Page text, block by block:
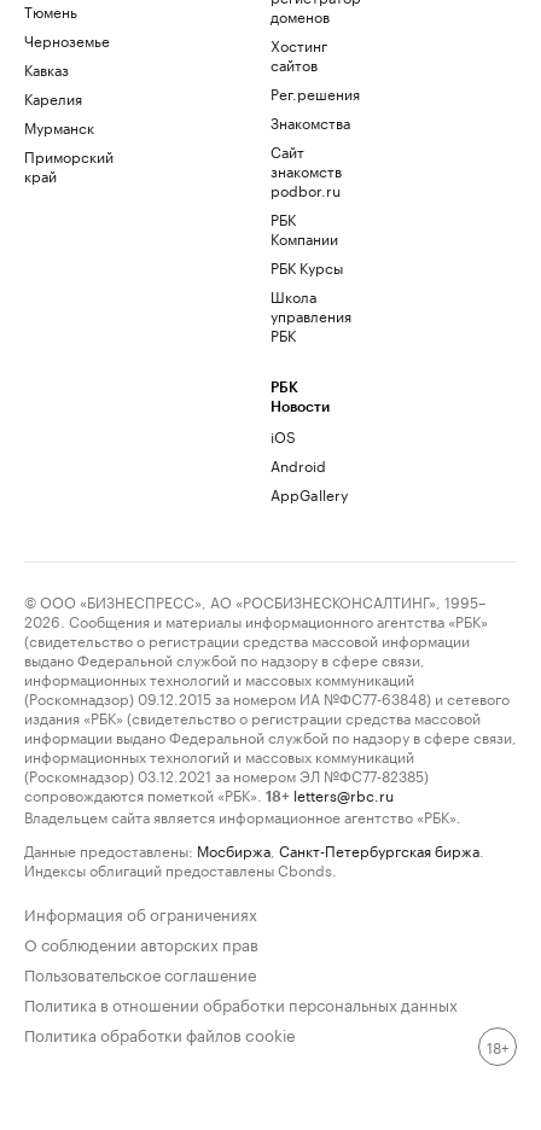
Тюмень
Черноземье
Кавказ
Карелия
Мурманск
Приморский
край
доменов
Хостинг
сайтов
Рег.решения
Знакомства
Сайт
знакомств
podbor.ru
РБК
Компании
РБК Курсы
Школа
управления
РБК
РБК
Новости
iOS
Android
AppGallery
© ООО «БИЗНЕСПРЕСС», АО «РОСБИЗНЕСКОНСАЛТИНГ», 1995–
2026. Сообщения и материалы информационного агентства «РБК»
(свидетельство о регистрации средства массовой информации
выдано Федеральной службой по надзору в сфере связи,
информационных технологий и массовых коммуникаций
(Роскомнадзор) 09.12.2015 за номером ИА №ФС77-63848) и сетевого
издания «РБК» (свидетельство о регистрации средства массовой
информации выдано Федеральной службой по надзору в сфере связи,
информационных технологий и массовых коммуникаций
(Роскомнадзор) 03.12.2021 за номером ЭЛ №ФС77-82385)
сопровождаются пометкой «РБК».
18+ letters@rbc.ru
Владельцем сайта является информационное агентство «РБК».
Данные предоставлены: Мосбиржа Санкт-Петербургская биржа
Индексы облигаций предоставлены Cbonds.
Информация об ограничениях
О соблюдении авторских прав
Пользовательское соглашение
Политика в отношении обработки персональных данных
Политика обработки файлов cookie
18+